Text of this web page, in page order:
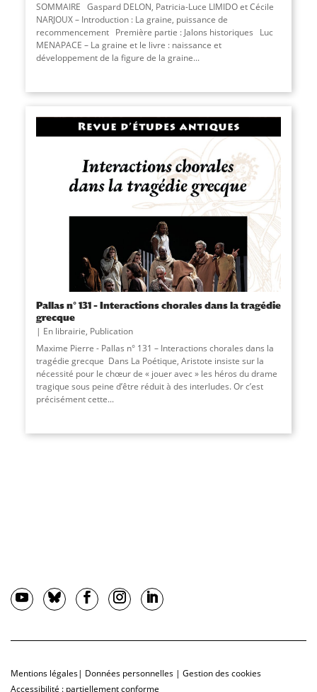
SOMMAIRE Gaspard DELON, Patricia-Luce LIMIDO et Cécile
NARJOUX – Introduction : La graine, puissance de
recommencement Première partie : Jalons historiques Luc
MENAPACE – La graine et le livre : naissance et
développement de la figure de la graine...
Pallas n° 131 – Interactions chorales dans la tragédie
grecque
En librairie, Publication
Maxime Pierre - Pallas n° 131 – Interactions chorales dans la
tragédie grecque Dans La Poétique, Aristote insiste sur la
nécessité pour le chœur de « jouer avec » les héros du drame
tragique sous peine d’être réduit à des interludes. Or c’est
précisément cette...
Mentions légales| Données personnelles | Gestion des cookies
Accessibilité : partiellement conforme